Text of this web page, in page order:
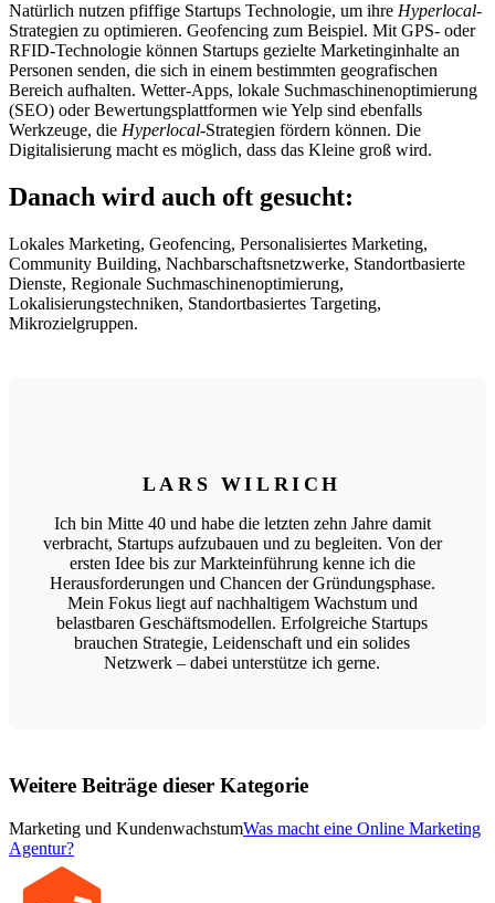
Natürlich nutzen pfiffige Startups Technologie, um ihre Hyperlocal-
Strategien zu optimieren. Geofencing zum Beispiel. Mit GPS- oder
RFID-Technologie können Startups gezielte Marketinginhalte an
Personen senden, die sich in einem bestimmten geografischen
Bereich aufhalten. Wetter-Apps, lokale Suchmaschinenoptimierung
(SEO) oder Bewertungsplattformen wie Yelp sind ebenfalls
Werkzeuge, die Hyperlocal-Strategien fördern können. Die
Digitalisierung macht es möglich, dass das Kleine groß wird.
Danach wird auch oft gesucht:
Lokales Marketing, Geofencing, Personalisiertes Marketing,
Community Building, Nachbarschaftsnetzwerke, Standortbasierte
Dienste, Regionale Suchmaschinenoptimierung,
Lokalisierungstechniken, Standortbasiertes Targeting,
Mikrozielgruppen.
LARS WILRICH
Ich bin Mitte 40 und habe die letzten zehn Jahre damit
verbracht, Startups aufzubauen und zu begleiten. Von der
ersten Idee bis zur Markteinführung kenne ich die
Herausforderungen und Chancen der Gründungsphase.
Mein Fokus liegt auf nachhaltigem Wachstum und
belastbaren Geschäftsmodellen. Erfolgreiche Startups
brauchen Strategie, Leidenschaft und ein solides
Netzwerk – dabei unterstütze ich gerne.
Weitere Beiträge dieser Kategorie
Marketing und KundenwachstumWas macht eine Online Marketing
Agentur?